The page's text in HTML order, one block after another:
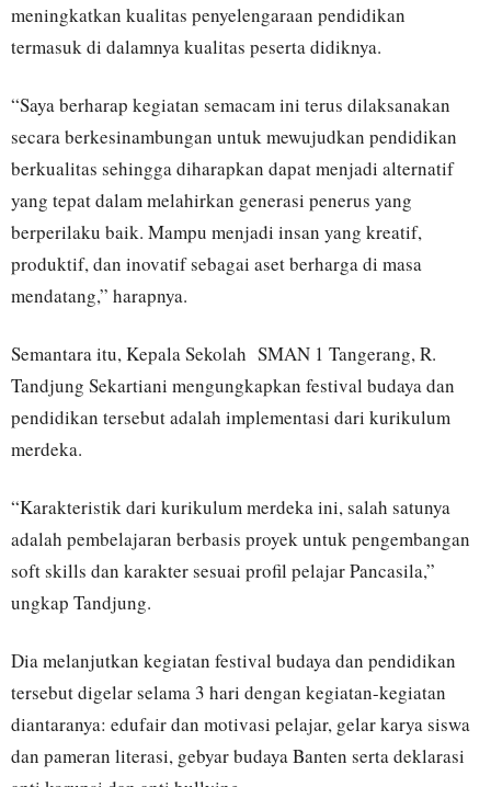
meningkatkan kualitas penyelengaraan pendidikan
termasuk di dalamnya kualitas peserta didiknya.
“Saya berharap kegiatan semacam ini terus dilaksanakan
secara berkesinambungan untuk mewujudkan pendidikan
berkualitas sehingga diharapkan dapat menjadi alternatif
yang tepat dalam melahirkan generasi penerus yang
berperilaku baik. Mampu menjadi insan yang kreatif,
produktif, dan inovatif sebagai aset berharga di masa
mendatang,” harapnya.
Semantara itu, Kepala Sekolah SMAN 1 Tangerang, R.
Tandjung Sekartiani mengungkapkan festival budaya dan
pendidikan tersebut adalah implementasi dari kurikulum
merdeka.
“Karakteristik dari kurikulum merdeka ini, salah satunya
adalah pembelajaran berbasis proyek untuk pengembangan
soft skills dan karakter sesuai profil pelajar Pancasila,”
ungkap Tandjung.
Dia melanjutkan kegiatan festival budaya dan pendidikan
tersebut digelar selama 3 hari dengan kegiatan-kegiatan
diantaranya: edufair dan motivasi pelajar, gelar karya siswa
dan pameran literasi, gebyar budaya Banten serta deklarasi